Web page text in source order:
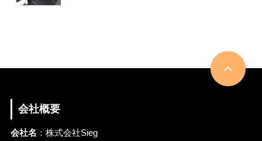
会社概要
会社名 ：株式会社Sieg